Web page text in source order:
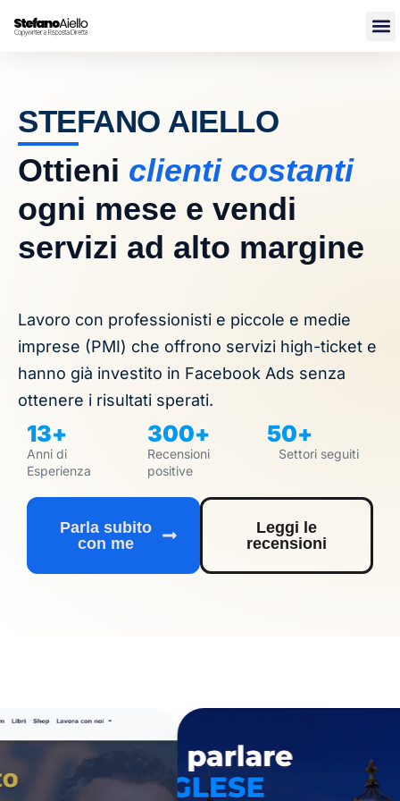
STEFANO AIELLO
Ottieni clienti costanti
ogni mese e vendi
servizi ad alto margine
Lavoro con professionisti e piccole e medie
imprese (PMI) che offrono servizi high-ticket e
hanno già investito in Facebook Ads senza
ottenere i risultati sperati.
Anni di
Esperienza
13+
Recensioni
positive
300+
Settori seguiti
50+
Parla subito
con me
Leggi le
recensioni